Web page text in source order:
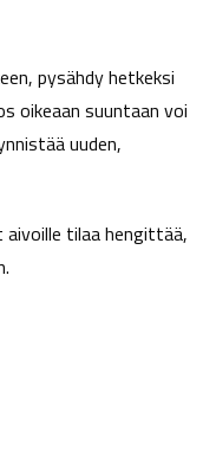
pysähdy hetkeksi
oikeaan suuntaan voi
uuden,
aivoille tilaa hengittää,